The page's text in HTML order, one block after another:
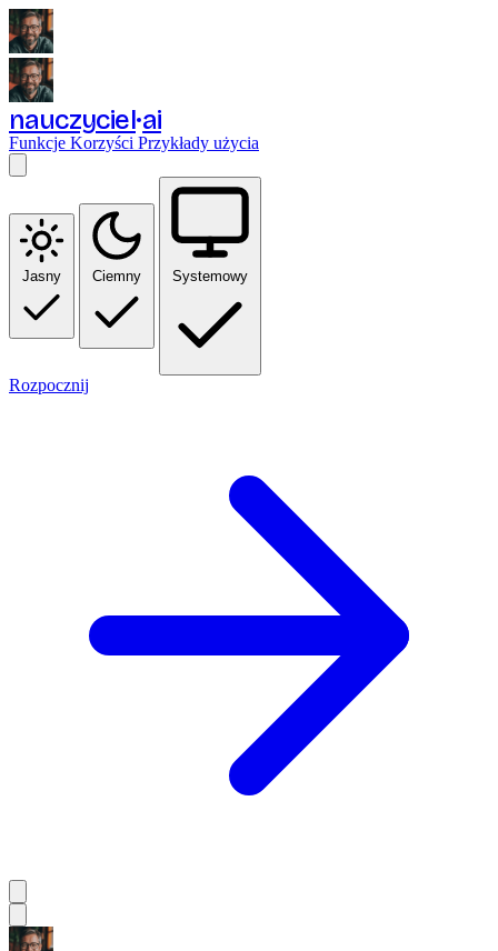
nauczyciel ai
Funkcje Korzyści Przykłady użycia
Jasny Ciemny Systemowy
Rozpocznij